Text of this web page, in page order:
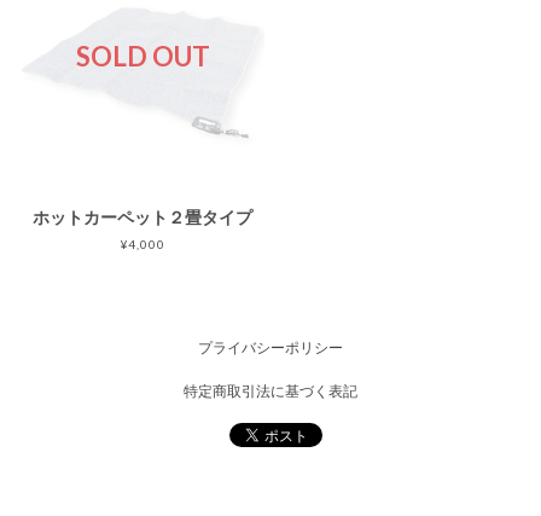
SOLD OUT
ホットカーペット２畳タイプ
¥4,000
プライバシーポリシー
特定商取引法に基づく表記